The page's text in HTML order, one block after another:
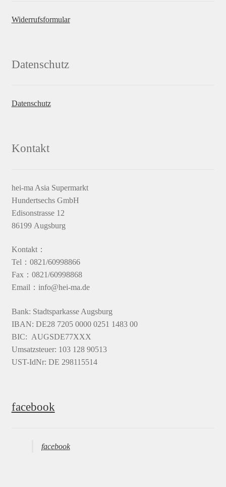
Widerrufsformular
Datenschutz
Datenschutz
Kontakt
hei-ma Asia Supermarkt
Hundertsechs GmbH
Edisonstrasse 12
86199 Augsburg
Kontakt：
Tel：0821/60998866
Fax：0821/60998868
Email：info@hei-ma.de
Bank: Stadtsparkasse Augsburg
IBAN: DE28 7205 0000 0251 1483 00
BIC: AUGSDE77XXX
Umsatzsteuer: 103 128 90513
UST-IdNr: DE 298115514
facebook
facebook